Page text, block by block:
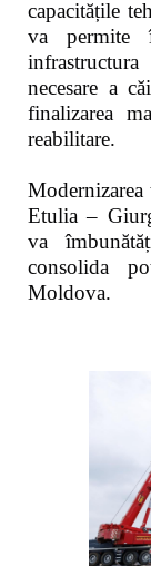
capacitățile
va permite
necesare a
finalizarea
reabilitare.
Etulia –
va
consolida
Moldova.